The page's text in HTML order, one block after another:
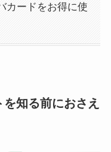
カードをお得に使
知る前におさえ